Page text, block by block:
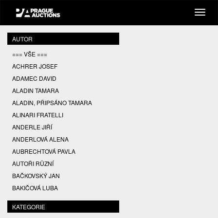
AUTOR
=== VŠE ===
ACHRER JOSEF
ADAMEC DAVID
ALADIN TAMARA
ALADIN, PŘIPSÁNO TAMARA
ALINARI FRATELLI
ANDERLE JIŘÍ
ANDERLOVÁ ALENA
AUBRECHTOVÁ PAVLA
AUTOŘI RŮZNÍ
BAČKOVSKÝ JAN
BAKIČOVÁ LUBA
BALCAR JIŘÍ
BALCAR KAREL
KATEGORIE